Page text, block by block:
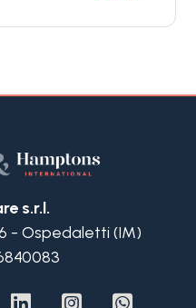
s.r.l.
- Ospedaletti (IM)